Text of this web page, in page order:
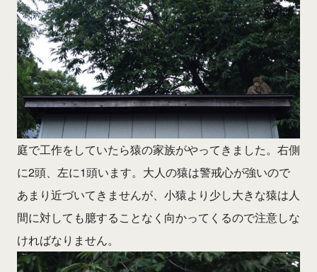
庭で工作をしていたら猿の家族がやってきました。右側
に2頭、左に1頭います。大人の猿は警戒心が強いので
あまり近づいてきませんが、小猿より少し大きな猿は人
間に対しても臆することなく向かってくるので注意しな
ければなりません。